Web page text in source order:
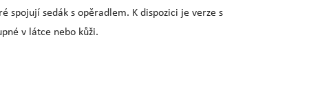
spojují sedák s opěradlem. K dispozici je verze s
v látce nebo kůži.